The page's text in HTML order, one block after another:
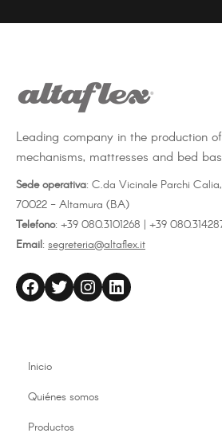
Facebook
Twitter
Leading company in the production
mechanisms, mattresses and bed
Sede operativa: C.da Vicinale Parchi
70022 - Altamura (BA)
Telefono: +39 080.3101268 | +39
Email: segreteria@altaflex.it
altaflex Twitter Instagram LinkedIn
Inicio
Quiénes somos
Productos